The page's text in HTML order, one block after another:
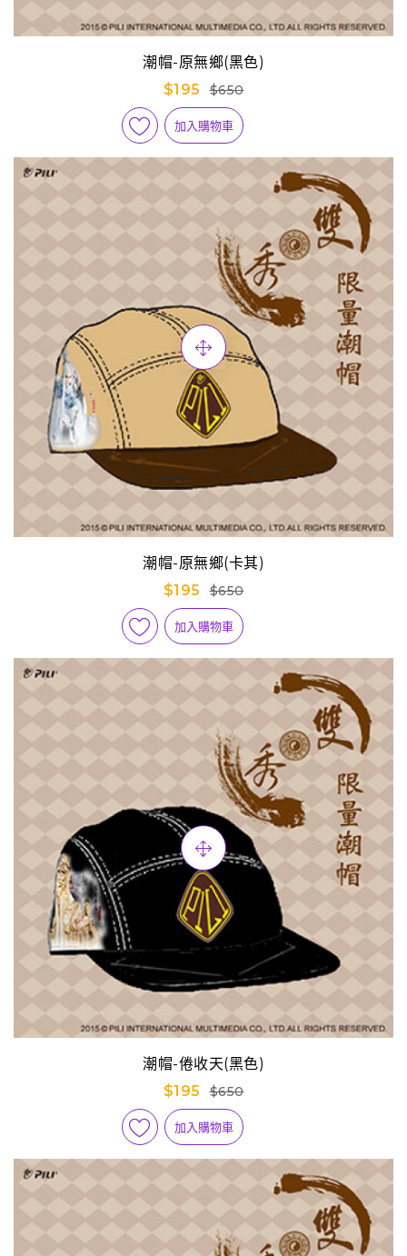
潮帽-原無鄉(黑色)
$195
$650
加入購物車
潮帽-原無鄉(卡其)
$195
$650
加入購物車
潮帽-倦收天(黑色)
$195
$650
加入購物車